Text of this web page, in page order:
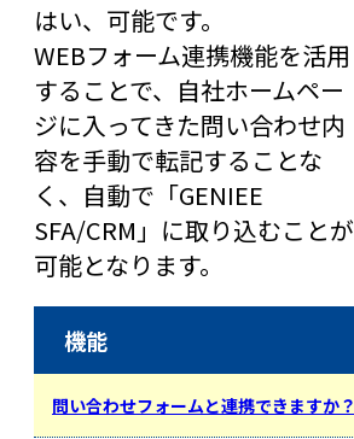
機能
問い合わせフォームと連携できますか？
はい、可能です。
WEBフォーム連携機能を活用
することで、自社ホームペー
ジに入ってきた問い合わせ内
容を手動で転記することな
く、自動で「GENIEE
SFA/CRM」に取り込むことが
可能となります。